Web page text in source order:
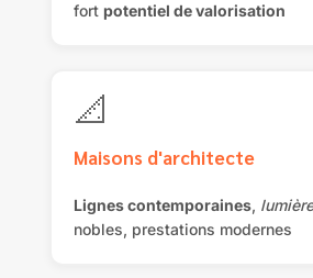
fort potentiel de valorisation
📐
Maisons d'architecte
Lignes contemporaines, lumière
nobles, prestations modernes